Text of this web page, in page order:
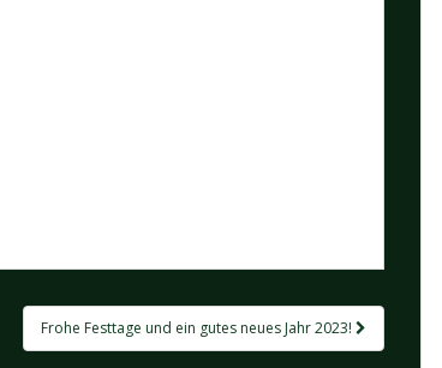
Frohe Festtage und ein gutes neues Jahr 2023!